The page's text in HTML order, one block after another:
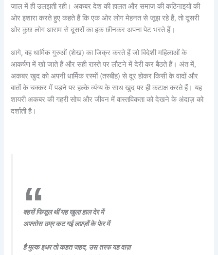
जाल में ही उलझती रही। अकबर देश की हालत और समाज की कठिनाइयों की
ओर इशारा करते हुए कहते हैं कि एक ओर लोग मेहनत से जूझ रहे हैं, तो दूसरी
ओर कुछ लोग आराम से दूसरों का हक छीनकर अपना पेट भरते हैं।
आगे, वह धार्मिक गुरुओं (शेख) का जिक्र करते हैं जो विदेशी महिलाओं के
आकर्षण में खो जाते हैं और सही रास्ते पर लौटने में देरी कर बैठते हैं। अंत में,
अकबर खुद को अपनी धार्मिक रस्मों (तस्बीह) से दूर होकर किसी के वादों और
बातों के चक्कर में पड़ने पर हल्के व्यंग्य के साथ खुद पर ही कटाक्ष करते हैं। यह
शायरी अकबर की गहरी सोच और जीवन में वास्तविकता को देखने के अंदाज़ को
दर्शाती है।
बहसें फिजूल थीं यह खुला हाल देर में
अफ्सोस उम्र कट गई लफ़्ज़ों के फेर में
है मुल्क इधर तो कहत जहद, उस तरफ यह वाज़